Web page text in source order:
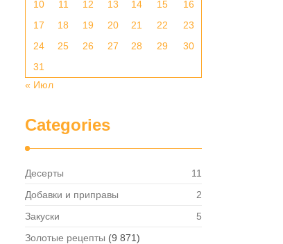
10
11 12 13 14 15
16
17
18 19 20 21 22
23
24
25 26 27 28 29
30
31
« Июл
Categories
Десерты
11
Добавки и приправы
2
Закуски
5
Золотые рецепты (9 871)